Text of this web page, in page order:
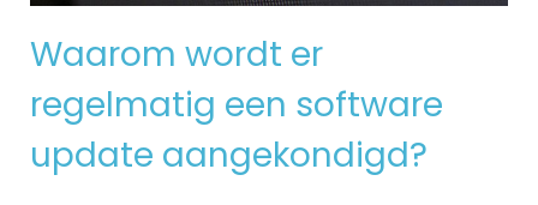
Waarom wordt er
regelmatig een software
update aangekondigd?